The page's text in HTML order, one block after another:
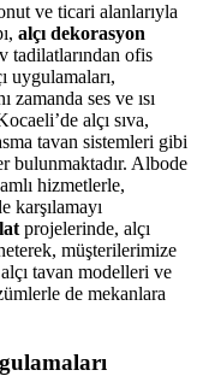
ve ticari alanlarıyla
alçı dekorasyon
tadilatlarından ofis
uygulamaları,
ses ve ısı
alçı sıva,
tavan sistemleri gibi
bulunmaktadır. Albode
hizmetlerle,
karşılamayı
projelerinde, alçı
müşterilerimize
tavan modelleri ve
de mekanlara